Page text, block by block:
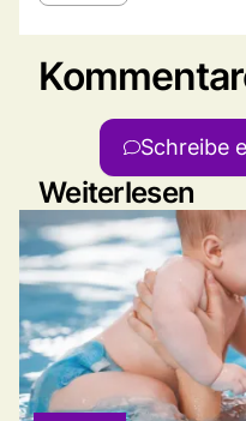
Schreibe
Weiterlesen